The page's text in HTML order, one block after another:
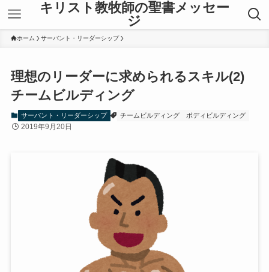
キリスト教牧師の聖書メッセー
ジ
ホーム サーバント・リーダーシップ
理想のリーダーに求められるスキル(2)
チームビルディング
サーバント・リーダーシップ チームビルディング ボディビルディング
2019年9月20日